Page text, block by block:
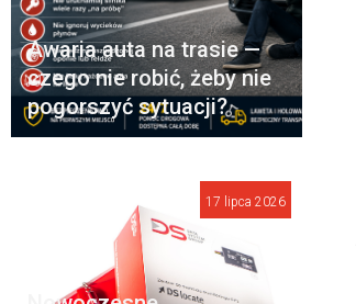
Awaria auta na trasie —
czego nie robić, żeby nie
pogorszyć sytuacji?
17 lipca 2026